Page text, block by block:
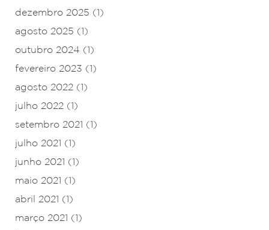
dezembro 2025 (1)
agosto 2025 (1)
outubro 2024 (1)
fevereiro 2023 (1)
agosto 2022 (1)
julho 2022 (1)
setembro 2021 (1)
julho 2021 (1)
junho 2021 (1)
maio 2021 (1)
abril 2021 (1)
março 2021 (1)